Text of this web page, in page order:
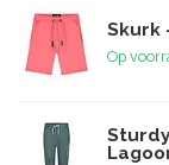
Skurk
Op